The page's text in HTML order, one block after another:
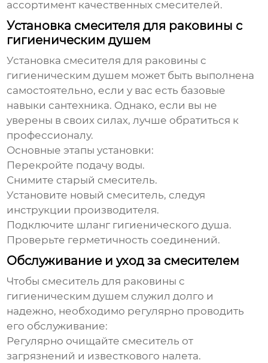
ассортимент качественных смесителей.
Установка смесителя для раковины с
гигиеническим душем
Установка смесителя для раковины с
гигиеническим душем может быть выполнена
самостоятельно, если у вас есть базовые
навыки сантехника. Однако, если вы не
уверены в своих силах, лучше обратиться к
профессионалу.
Основные этапы установки:
Перекройте подачу воды.
Снимите старый смеситель.
Установите новый смеситель, следуя
инструкции производителя.
Подключите шланг гигиенического душа.
Проверьте герметичность соединений.
Обслуживание и уход за смесителем
Чтобы смеситель для раковины с
гигиеническим душем служил долго и
надежно, необходимо регулярно проводить
его обслуживание:
Регулярно очищайте смеситель от
загрязнений и известкового налета.